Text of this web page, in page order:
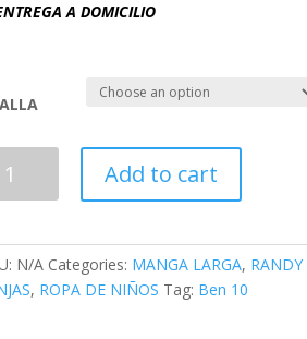
A DOMICILIO
Add to cart
N/A Categories: MANGA LARGA, RANDY
, ROPA DE NIÑOS Tag: Ben 10